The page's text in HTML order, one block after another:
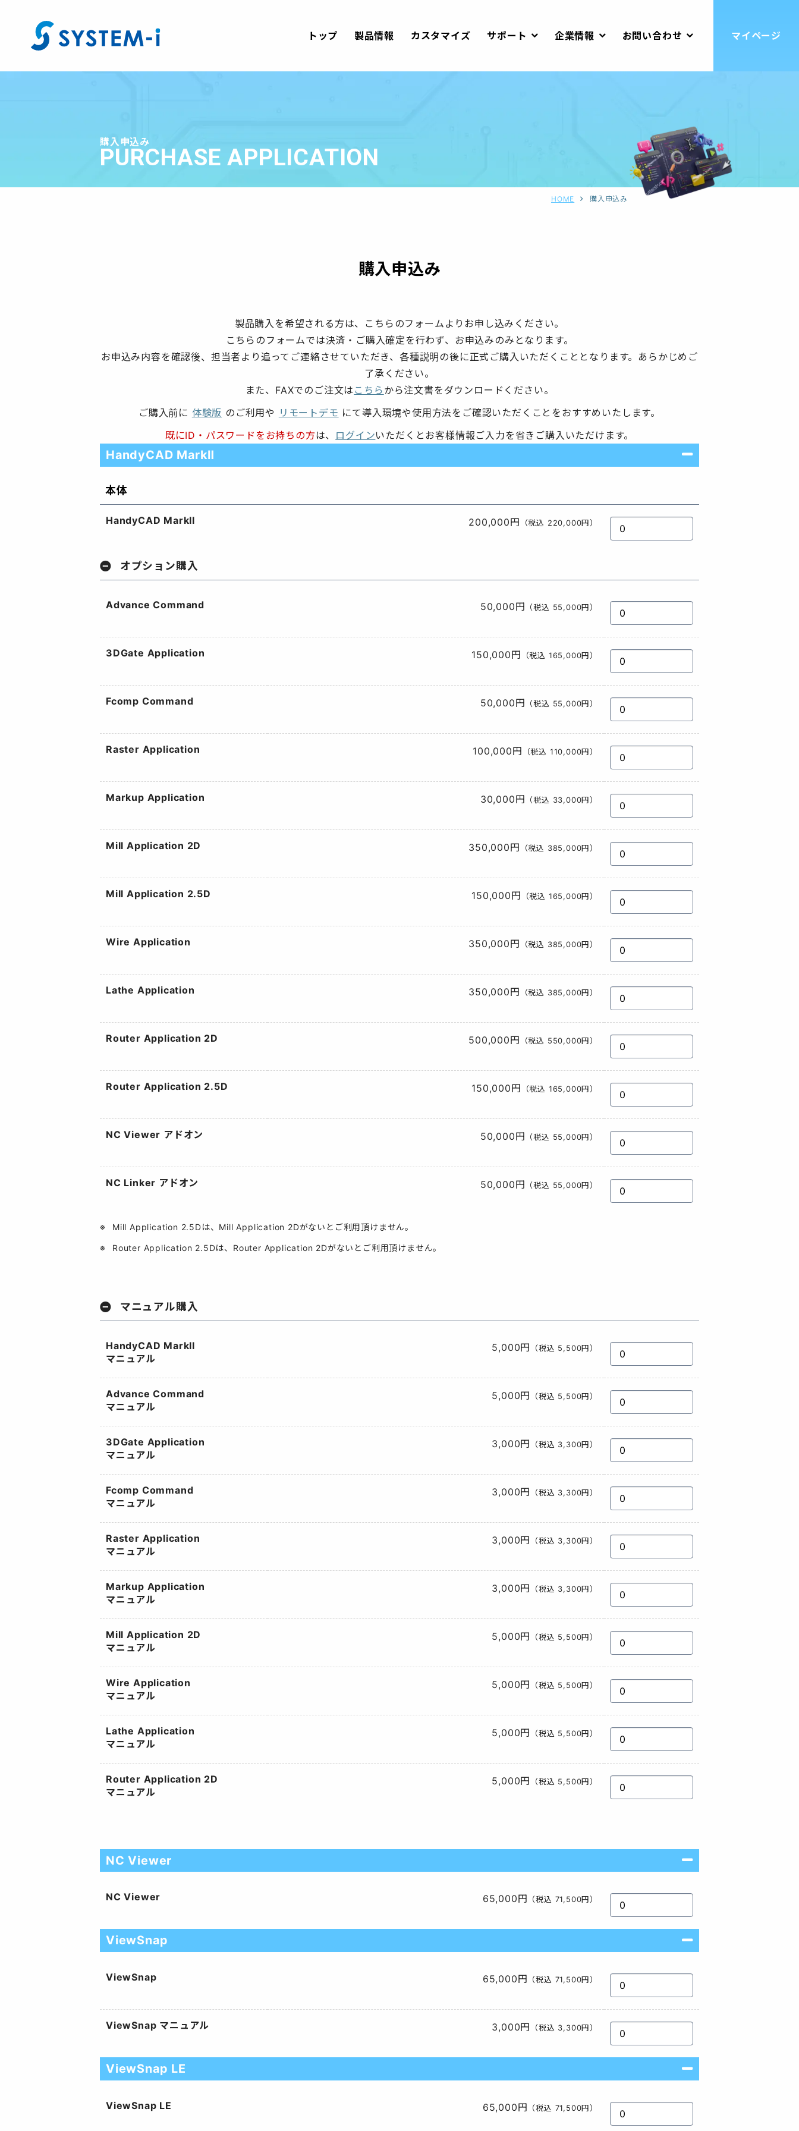
トップ 製品情報 カスタマイズ サポート 企業情報 お問い合わせ マイページ
購入申込み
PURCHASE APPLICATION
HOME 購入申込み
購入申込み
製品購入を希望される方は、こちらのフォームよりお申し込みください。
こちらのフォームでは決済・ご購入確定を行わず、お申込みのみとなります。
お申込み内容を確認後、担当者より追ってご連絡させていただき、各種説明の後に正式ご購入いただくこととなります。あらかじめご
了承ください。
また、FAXでのご注文は こちら から注文書をダウンロードください。
ご購入前に 体験版 のご利用や リモートデモ にて導入環境や使用方法をご確認いただくことをおすすめいたします。
既にID・パスワードをお持ちの方は、 ログインいただくとお客様情報ご入力を省きご購入いただけます。
HandyCAD MarkⅡ
本体
HandyCAD MarkII 200,000円 （税込 220,000円）
オプション購入
Advance Command 50,000円 （税込 55,000円）
3DGate Application 150,000円 （税込 165,000円）
Fcomp Command 50,000円 （税込 55,000円）
Raster Application 100,000円 （税込 110,000円）
Markup Application 30,000円 （税込 33,000円）
Mill Application 2D 350,000円 （税込 385,000円）
Mill Application 2.5D 150,000円 （税込 165,000円）
Wire Application 350,000円 （税込 385,000円）
Lathe Application 350,000円 （税込 385,000円）
Router Application 2D 500,000円 （税込 550,000円）
Router Application 2.5D 150,000円 （税込 165,000円）
NC Viewer アドオン 50,000円 （税込 55,000円）
NC Linker アドオン 50,000円 （税込 55,000円）
Mill Application 2.5Dは、Mill Application 2Dがないとご利用頂けません。
Router Application 2.5Dは、Router Application 2Dがないとご利用頂けません。
マニュアル購入
HandyCAD MarkII
マニュアル
5,000円 （税込 5,500円）
Advance Command
マニュアル
5,000円 （税込 5,500円）
3DGate Application
マニュアル
3,000円 （税込 3,300円）
Fcomp Command
マニュアル
3,000円 （税込 3,300円）
Raster Application
マニュアル
3,000円 （税込 3,300円）
Markup Application
マニュアル
3,000円 （税込 3,300円）
Mill Application 2D
マニュアル
5,000円 （税込 5,500円）
Wire Application
マニュアル
5,000円 （税込 5,500円）
Lathe Application
マニュアル
5,000円 （税込 5,500円）
Router Application 2D
マニュアル
5,000円 （税込 5,500円）
NC Viewer
NC Viewer 65,000円 （税込 71,500円）
ViewSnap
ViewSnap 65,000円 （税込 71,500円）
ViewSnap マニュアル 3,000円 （税込 3,300円）
ViewSnap LE
ViewSnap LE 65,000円 （税込 71,500円）